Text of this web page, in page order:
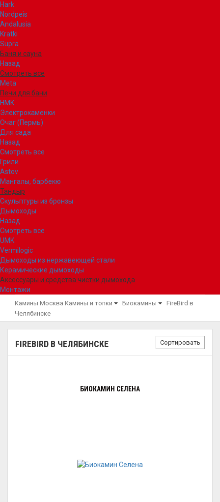
Hark
Nordpeis
Andalusia
Kratki
Supra
Баня и сауна
Назад
Смотреть все
Meta
Печи для бани
НМК
Электрокаменки
Очаг (Пермь)
Для сада
Назад
Смотреть все
Грили
Astov
Мангалы, барбекю
Тандыр
Скульптуры из бронзы
Дымоходы
Назад
Смотреть все
UMK
Vermilogic
Дымоходы из нержавеющей стали
Керамические дымоходы
Аксессуары и средства чистки дымохода
Монтажи
Камины Москва Камины и топки Биокамины
FireBird в
Челябинске
FIREBIRD В ЧЕЛЯБИНСКЕ Сортировать
БИОКАМИН СЕЛЕНА